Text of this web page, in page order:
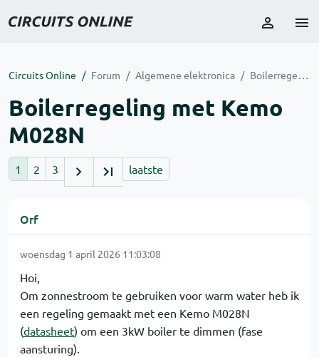
Circuits Online Forum Algemene elektronica Boilerregeling met Kemo M028N
Boilerregeling met Kemo
M028N
1 2 3 laatste
Orf
woensdag 1 april 2026 11:03:08
Hoi,
Om zonnestroom te gebruiken voor warm water heb ik
een regeling gemaakt met een Kemo M028N
(datasheet) om een 3kW boiler te dimmen (fase
aansturing).